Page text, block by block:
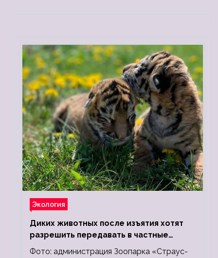
Экология
Диких животных после изъятия хотят
разрешить передавать в частные
зоопарки
Фото: администрация Зоопарка «Страус-